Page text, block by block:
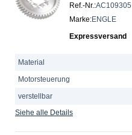
Ref.-Nr.:AC109305
Marke:ENGLE
Expressversand
Material
Motorsteuerung
verstellbar
Siehe alle Details